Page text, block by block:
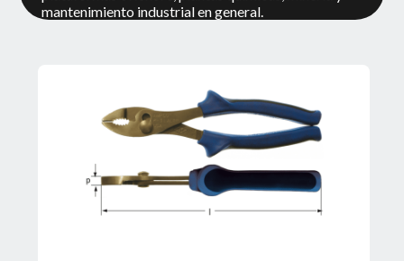
mantenimiento industrial en general.